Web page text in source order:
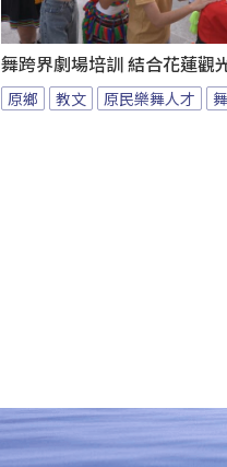
舞跨界劇場培訓 結合花蓮觀
原鄉 教文 原民樂舞人才